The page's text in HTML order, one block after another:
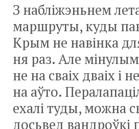
З набліжэньнем
маршруты, куды
Крым не навінка
ня раз. Але
не на сваіх дваіх
на аўто.
ехалі туды, можна
досьвед